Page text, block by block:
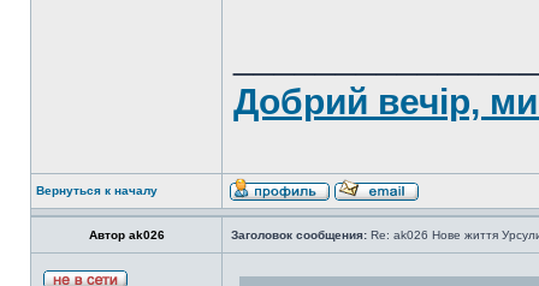
Добрий вечір,
Вернуться к началу
Автор ak026 Заголовок сообщения: Re: ak026 Нове життя